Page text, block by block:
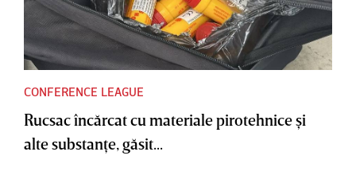
CONFERENCE LEAGUE
Rucsac încărcat cu materiale pirotehnice şi
alte substanţe, găsit...